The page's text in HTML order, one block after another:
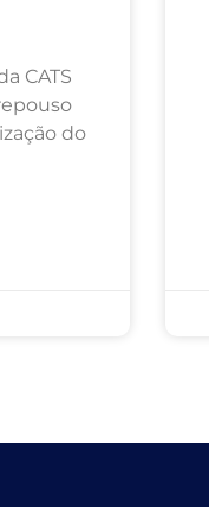
CATS
do